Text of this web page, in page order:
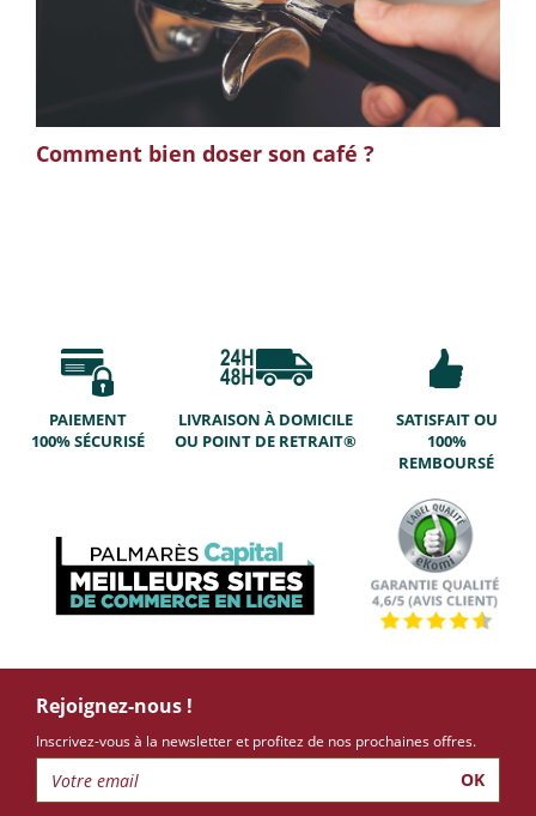
Comment bien doser son café ?
PAIEMENT
100% SÉCURISÉ
LIVRAISON À DOMICILE
OU POINT DE RETRAIT®
SATISFAIT OU
100%
REMBOURSÉ
Rejoignez-nous !
Inscrivez-vous à la newsletter et profitez de nos prochaines offres.
OK